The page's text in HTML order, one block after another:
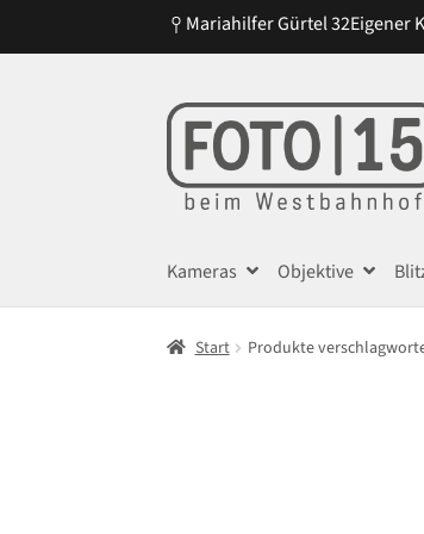
Mariahilfer Gürtel 32Eigener
Zur
Navigation
springen
Zum
Inhalt
springen
Kameras Objektive
Start Produkte